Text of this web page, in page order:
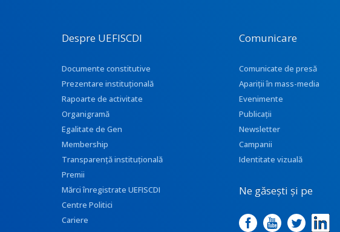
Despre UEFISCDI
Documente constitutive
Prezentare instituţională
Rapoarte de activitate
Organigramă
Egalitate de Gen
Membership
Transparenţă instituţională
Premii
Mărci înregistrate UEFISCDI
Centre Politici
Cariere
Comunicare
Comunicate de presă
Apariţii în mass-media
Evenimente
Publicații
Newsletter
Campanii
Identitate vizuală
Ne găsești și pe